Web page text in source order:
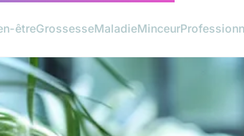
êtreGrossesseMaladieMinceur